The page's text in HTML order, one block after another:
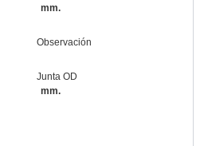
mm.
Observación
Junta OD
mm.